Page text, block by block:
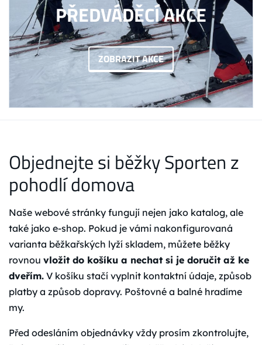
PŘEDVÁDĚCÍ AKCE
ZOBRAZIT AKCE
Objednejte si běžky Sporten z
pohodlí domova
Naše webové stránky fungují nejen jako katalog, ale
také jako e-shop. Pokud je vámi nakonfigurovaná
varianta běžkařských lyží skladem, můžete běžky
rovnou vložit do košíku a nechat si je doručit až ke
dveřím. V košíku stačí vyplnit kontaktní údaje, způsob
platby a způsob dopravy. Poštovné a balné hradíme
my.
Před odesláním objednávky vždy prosím zkontrolujte,